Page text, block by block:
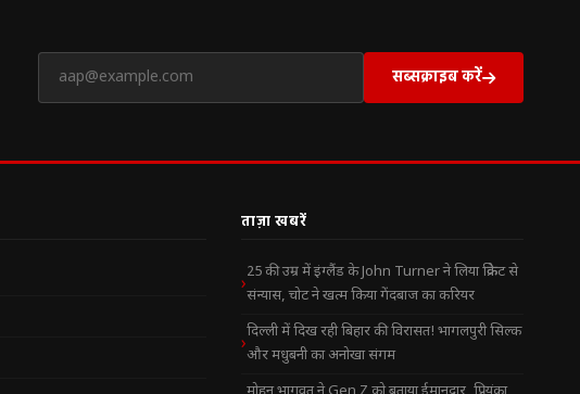
सब्सक्राइब करें
ताज़ा खबरें
25 की उम्र में इंग्लैंड के John Turner ने लिया क्रिकेट से
संन्यास, चोट ने खत्म किया गेंदबाज का करियर
दिल्ली में दिख रही बिहार की विरासत! भागलपुरी सिल्क
और मधुबनी का अनोखा संगम